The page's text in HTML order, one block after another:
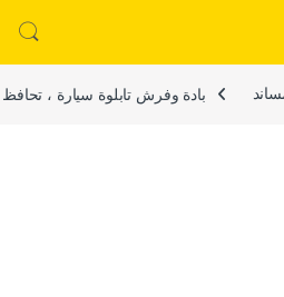
بادة وفرش تابلوة سيارة ، تحافظ